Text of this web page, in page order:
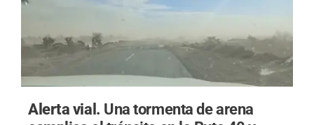
Alerta vial. Una tormenta de arena